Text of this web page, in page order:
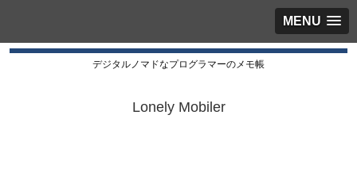
MENU
デジタルノマドなプログラマーのメモ帳
Lonely Mobiler